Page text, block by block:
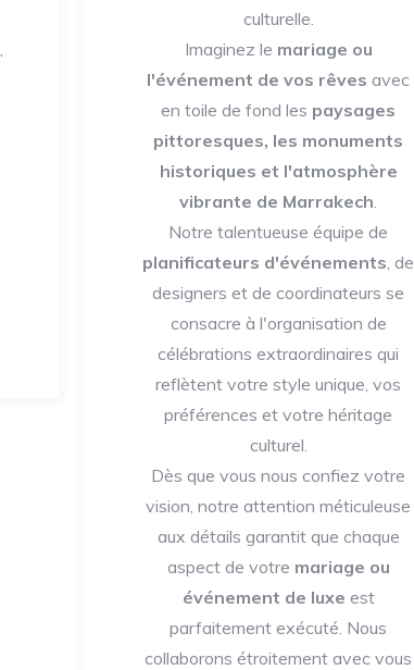
culturelle.
Imaginez le mariage ou
l'événement de vos rêves avec
en toile de fond les paysages
pittoresques, les monuments
historiques et l'atmosphère
vibrante de Marrakech
Notre talentueuse équipe de
planificateurs d'événements , de
designers et de coordinateurs se
consacre à l'organisation de
célébrations extraordinaires qui
reflètent votre style unique, vos
préférences et votre héritage
culturel.
Dès que vous nous confiez votre
vision, notre attention méticuleuse
aux détails garantit que chaque
aspect de votre mariage ou
événement de luxe est
parfaitement exécuté. Nous
collaborons étroitement avec vous